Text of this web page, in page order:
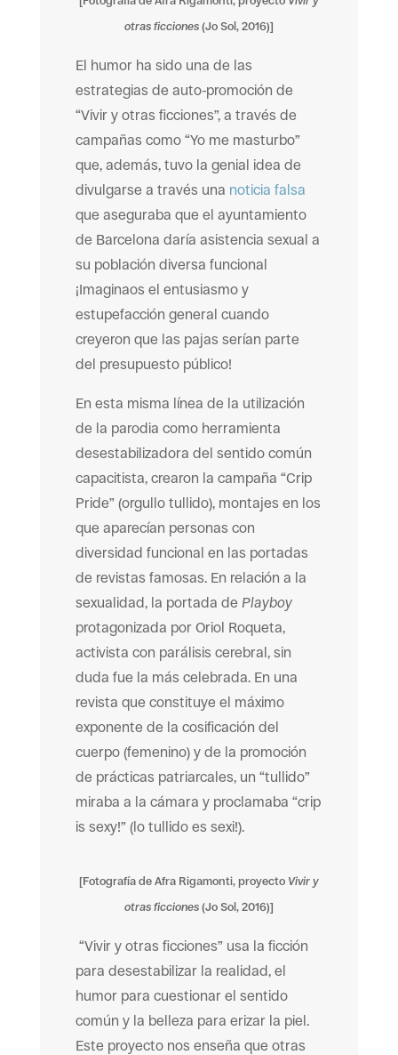
otras ficciones(Jo Sol, 2016)]
El humor ha sido una de las
estrategias de auto-promoción de
“Vivir y otras ficciones”, a través de
campañas como “Yo me masturbo”
que, además, tuvo la genial idea de
divulgarse a través una noticia falsa
que aseguraba que el ayuntamiento
de Barcelona daría asistencia sexual a
su población diversa funcional
¡Imaginaos el entusiasmo y
estupefacción general cuando
creyeron que las pajas serían parte
del presupuesto público!
En esta misma línea de la utilización
de la parodia como herramienta
desestabilizadora del sentido común
capacitista, crearon la campaña “Crip
Pride” (orgullo tullido), montajes en los
que aparecían personas con
diversidad funcional en las portadas
de revistas famosas. En relación a la
sexualidad, la portada de Playboy
protagonizada por Oriol Roqueta,
activista con parálisis cerebral, sin
duda fue la más celebrada. En una
revista que constituye el máximo
exponente de la cosificación del
cuerpo (femenino) y de la promoción
de prácticas patriarcales, un “tullido”
miraba a la cámara y proclamaba “crip
is sexy!” (lo tullido es sexi!).
[Fotografía de Afra Rigamonti, proyecto Vivir y
otras ficciones(Jo Sol, 2016)]
“Vivir y otras ficciones” usa la ficción
para desestabilizar la realidad, el
humor para cuestionar el sentido
común y la belleza para erizar la piel.
Este proyecto nos enseña que otras